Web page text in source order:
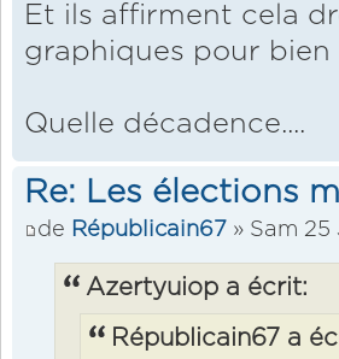
Et ils affirment cela
graphiques pour
Quelle décadence....
Re: Les élections
de Républicain67 » Sam 25
Azertyuiop a écrit:
Républicain67 a